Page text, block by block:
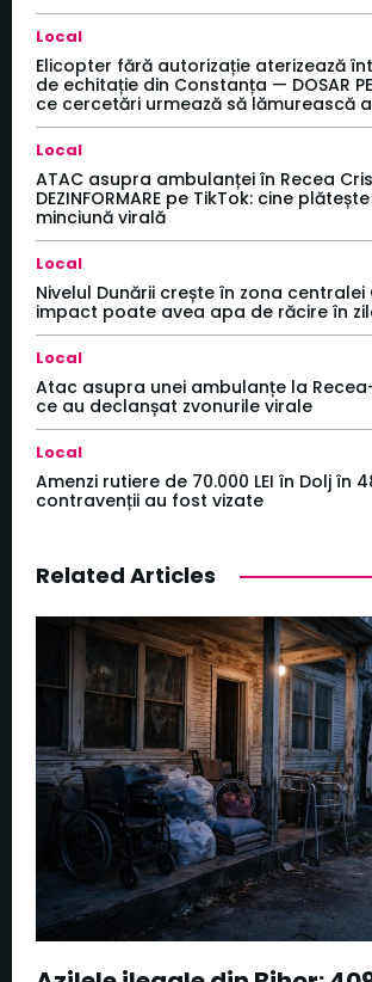
Local
Elicopter fără autorizație aterizează
de echitație din Constanța — DOSAR
ce cercetări urmează să lămurească
Local
ATAC asupra ambulanței în Recea
DEZINFORMARE pe TikTok: cine
minciună virală
Local
Nivelul Dunării crește în zona
impact poate avea apa de răcire în
Local
Atac asupra unei ambulanțe la
ce au declanșat zvonurile virale
Local
Amenzi rutiere de 70.000 LEI în Dolj în
contravenții au fost vizate
Related Articles